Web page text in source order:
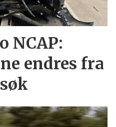
NCAP:
endres fra